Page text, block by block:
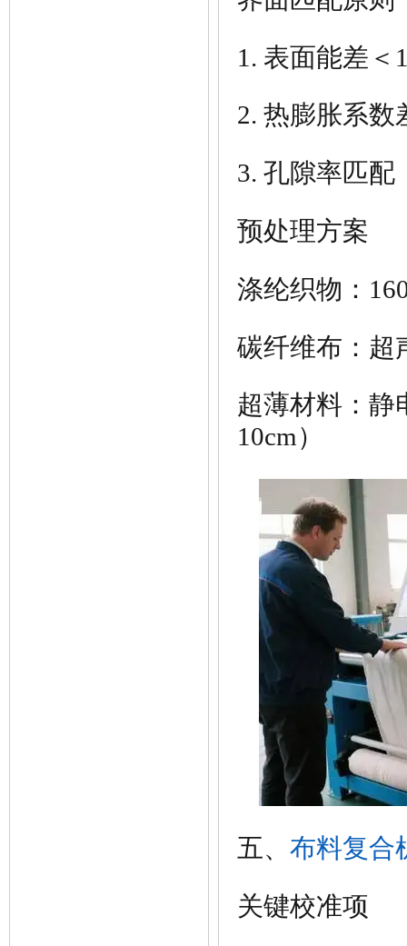
1. 表面能差＜
2. 热膨胀系数
3. 孔隙率匹配
预处理方案
涤纶织物：
碳纤维布 ：
超薄材料： 静
10cm）
五、 布料复合
关键校准项